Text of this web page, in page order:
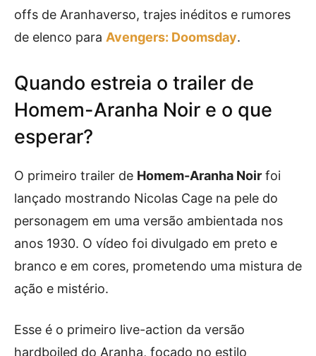
offs de Aranhaverso, trajes inéditos e rumores
de elenco para Avengers: Doomsday.
Quando estreia o trailer de
Homem-Aranha Noir e o que
esperar?
O primeiro trailer de Homem-Aranha Noir foi
lançado mostrando Nicolas Cage na pele do
personagem em uma versão ambientada nos
anos 1930. O vídeo foi divulgado em preto e
branco e em cores, prometendo uma mistura de
ação e mistério.
Esse é o primeiro live-action da versão
hardboiled do Aranha, focado no estilo